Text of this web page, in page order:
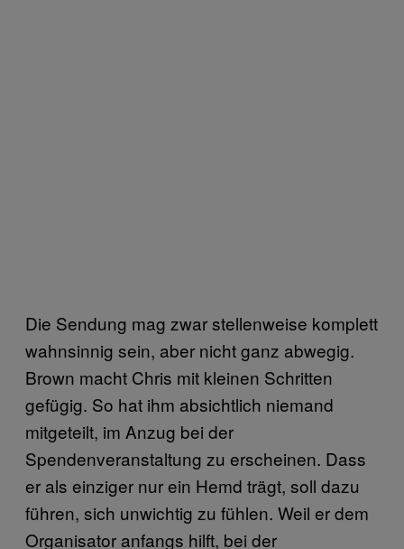
Die Sendung mag zwar stellenweise komplett
wahnsinnig sein, aber nicht ganz abwegig.
Brown macht Chris mit kleinen Schritten
gefügig. So hat ihm absichtlich niemand
mitgeteilt, im Anzug bei der
Spendenveranstaltung zu erscheinen. Dass
er als einziger nur ein Hemd trägt, soll dazu
führen, sich unwichtig zu fühlen. Weil er dem
Organisator anfangs hilft, bei der